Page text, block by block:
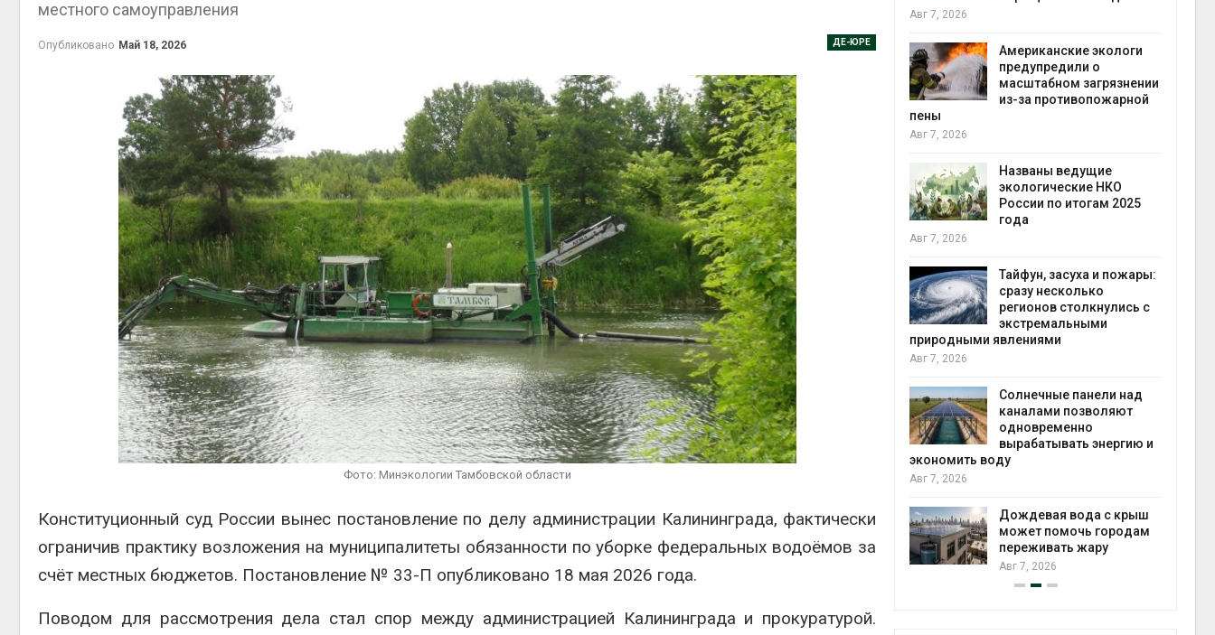
местного самоуправления
ДЕ-ЮРЕ
Опубликовано Май 18, 2026
Фото: Минэкологии Тамбовской области
Конституционный суд России вынес постановление по делу администрации Калининграда, фактически
ограничив практику возложения на муниципалитеты обязанности по уборке федеральных водоёмов за
счёт местных бюджетов. Постановление № 33-П опубликовано 18 мая 2026 года.
Поводом для рассмотрения дела стал спор между администрацией Калининграда и прокуратурой.
контейнерных площадок
ограничивает загрузку
судов из-за дефицита
пресной воды
Авг 6, 2026
В китайской провинции
Шэньси из-за паводков
эвакуировали более 140
тыс. человек
Авг 6, 2026
МЕГА и ВкусВилл
установили
экообменники для сбора
вторсырья
Авг 6, 2026
Учёные предложили
получать питьевую воду
из воздуха с помощью
ветра
Авг 6, 2026
Приложение «Экопульс»
площадок запустят в
Авг 6, 2026
увеличить вложения в
защиту природы на фоне
роста ущерба от пожаров
Авг 7, 2026
Дом из старых шин
может обходиться без
кондиционера и почти
без отопления
Авг 7, 2026
Камчатские северные
олени набирают вес
перед осенней миграцией
Авг 7, 2026
Ozon запустит сбор
помощи для приютов
Нижнего Новгорода
Авг 7, 2026
В Индии проект дата-
центра Google
столкнулся с протестами
заповедника
Американские экологи
масштабном загрязнении
из-за противопожарной
пены
Авг 7, 2026
Названы ведущие
экологические НКО
России по итогам 2025
года
Авг 7, 2026
Тайфун, засуха и пожары:
сразу несколько
регионов столкнулись с
экстремальными
природными явлениями
Авг 7, 2026
Солнечные панели над
каналами позволяют
одновременно
вырабатывать энергию и
экономить воду
Дождевая вода с крыш
может помочь городам
переживать жару
Панамский канал
ограничивает загрузку
судов из-за дефицита
В китайской провинции
Шэньси из-за
эвакуировали более
МЕГА и ВкусВилл
установили
экообменники для
вторсырья
Авг 6, 2026
получать питьевую
из воздуха с помощью
ветра
Авг 6, 2026
площадок запустят в
сентябре
Авг 6, 2026